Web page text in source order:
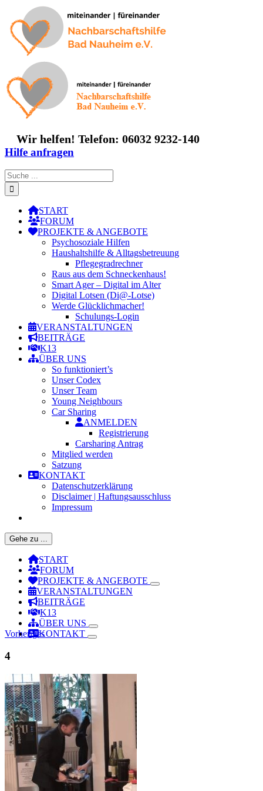
Inhalt
springen
Wir helfen! Telefon: 06032 9232-140
Hilfe anfragen
Suche
nach:
START
FORUM
PROJEKTE & ANGEBOTE
Psychosoziale Hilfen
Haushaltshilfe & Alltagsbetreuung
Pflegegradrechner
Raus aus dem Schneckenhaus!
Smart Ager – Digital im Alter
Digital Lotsen (Di@-Lotse)
Werde Glücklichmacher!
Schulungs-Login
VERANSTALTUNGEN
BEITRÄGE
K13
ÜBER UNS
So funktioniert’s
Unser Codex
Unser Team
Young Neighbours
Car Sharing
ANMELDEN
Registrierung
Carsharing Antrag
Mitglied werden
Satzung
KONTAKT
Datenschutzerklärung
Disclaimer | Haftungsausschluss
Impressum
Gehe zu ...
START
FORUM
PROJEKTE & ANGEBOTE
VERANSTALTUNGEN
BEITRÄGE
K13
ÜBER UNS
KONTAKT
Vorheriges
4